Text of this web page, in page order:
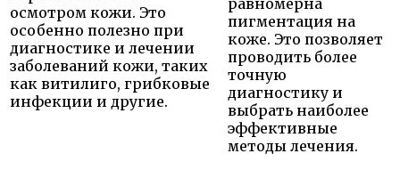
осмотром кожи. Это
особенно полезно при
диагностике и лечении
заболеваний кожи, таких
как витилиго, грибковые
инфекции и другие.
равномерна
пигментация на
коже. Это позволяет
проводить более
точную
диагностику и
выбрать наиболее
эффективные
методы лечения.